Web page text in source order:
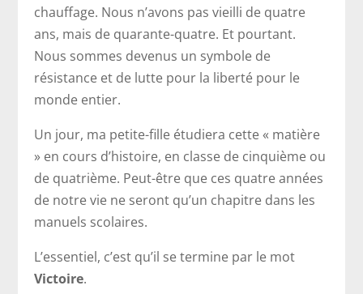
chauffage. Nous n’avons pas vieilli de quatre
ans, mais de quarante-quatre. Et pourtant.
Nous sommes devenus un symbole de
résistance et de lutte pour la liberté pour le
monde entier.
Un jour, ma petite-fille étudiera cette « matière
» en cours d’histoire, en classe de cinquième ou
de quatrième. Peut-être que ces quatre années
de notre vie ne seront qu’un chapitre dans les
manuels scolaires.
L’essentiel, c’est qu’il se termine par le mot
Victoire.